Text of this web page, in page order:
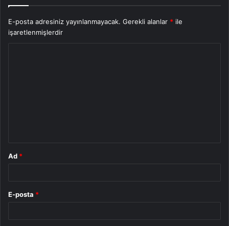
E-posta adresiniz yayınlanmayacak. Gerekli alanlar * ile
işaretlenmişlerdir
Ad *
E-posta *